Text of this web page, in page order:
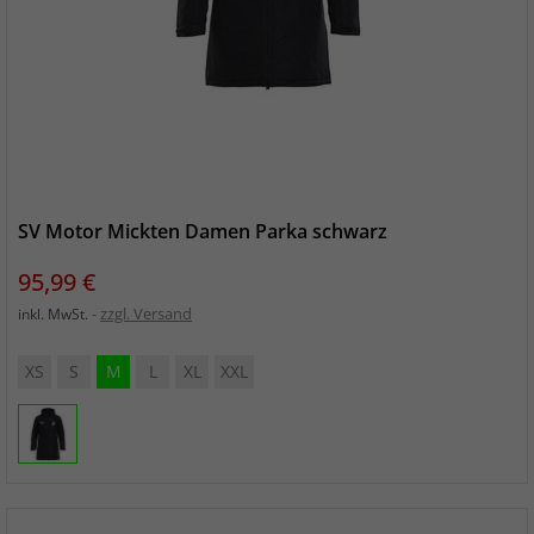
SV Motor Mickten Damen Parka schwarz
Preis
95,99 €
inkl. MwSt. zzgl. Versand
XS S M L XL XXL